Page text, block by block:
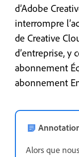
d’Adobe
interrompre
de Creative
d’entreprise, y
abonnement
abonnement
Alors que